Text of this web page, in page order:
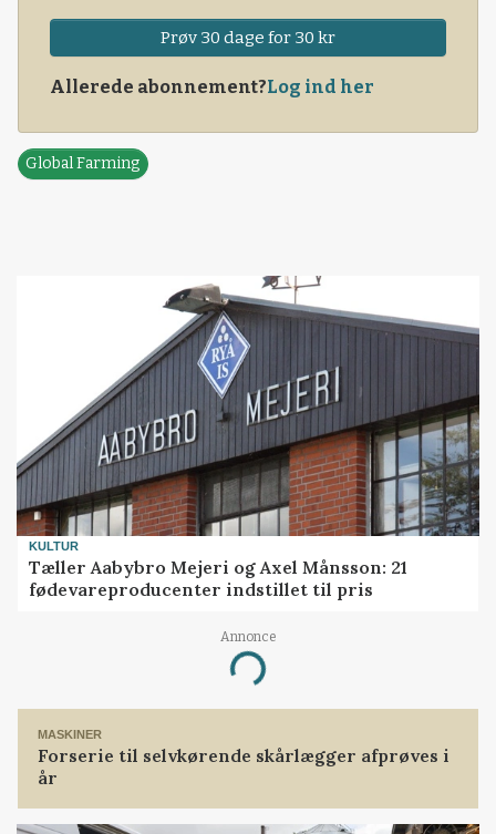
Prøv 30 dage for 30 kr
Allerede abonnement?Log ind her
Global Farming
KULTUR
Tæller Aabybro Mejeri og Axel Månsson: 21
fødevareproducenter indstillet til pris
Annonce
Loading...
MASKINER
Forserie til selvkørende skårlægger afprøves i
år